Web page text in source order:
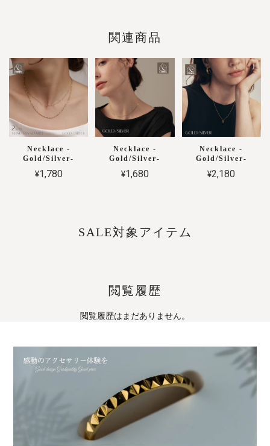
関連商品
Necklace -
Gold/Silver-
¥1,780
Necklace -
Gold/Silver-
¥1,680
Necklace -
Gold/Silver-
¥2,180
SALE対象アイテム
閲覧履歴
閲覧履歴はまだありません。